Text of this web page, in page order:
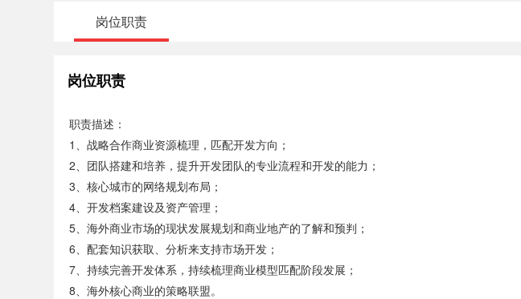
岗位职责
岗位职责
职责描述：
1、战略合作商业资源梳理，匹配开发方向；
2、团队搭建和培养，提升开发团队的专业流程和开发的能力；
3、核心城市的网络规划布局；
4、开发档案建设及资产管理；
5、海外商业市场的现状发展规划和商业地产的了解和预判；
6、配套知识获取、分析来支持市场开发；
7、持续完善开发体系，持续梳理商业模型匹配阶段发展；
8、海外核心商业的策略联盟。